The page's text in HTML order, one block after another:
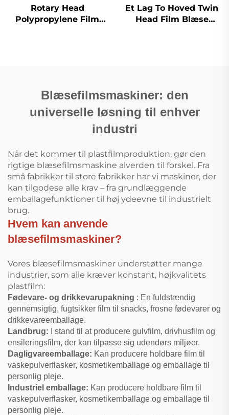
Rotary Head
Polypropylene Film
Et Lag To Hoved Twin
Head Film Blæse
Blæsefilmsmaskiner: den
universelle løsning til enhver
industri
Når det kommer til plastfilmproduktion, gør den
rigtige blæsefilmsmaskine alverden til forskel. Fra
små fabrikker til store fabrikker har vi maskiner, der
kan tilgodese alle krav – fra grundlæggende
emballagefunktioner til høj ydeevne til industrielt
brug.
Hvem kan anvende
blæsefilmsmaskiner?
Vores blæsefilmsmaskiner understøtter mange
industrier, som alle kræver konstant, højkvalitets
plastfilm:
Fødevare- og drikkevarupakning : En fuldstændig
gennemsigtig, fugtsikker film til snacks, frosne fødevarer og
drikkevareemballage.
Landbrug:
I stand til at producere gulvfilm, drivhusfilm og
ensileringsfilm, der kan tilpasse sig udendørs miljøer.
Dagligvareemballage: Kan producere holdbare film til
vaskepulverflasker, kosmetikemballage og emballage til
personlig pleje.
Industriel emballage: Kan producere holdbare film til
vaskepulverflasker, kosmetikemballage og emballage til
personlig pleje.